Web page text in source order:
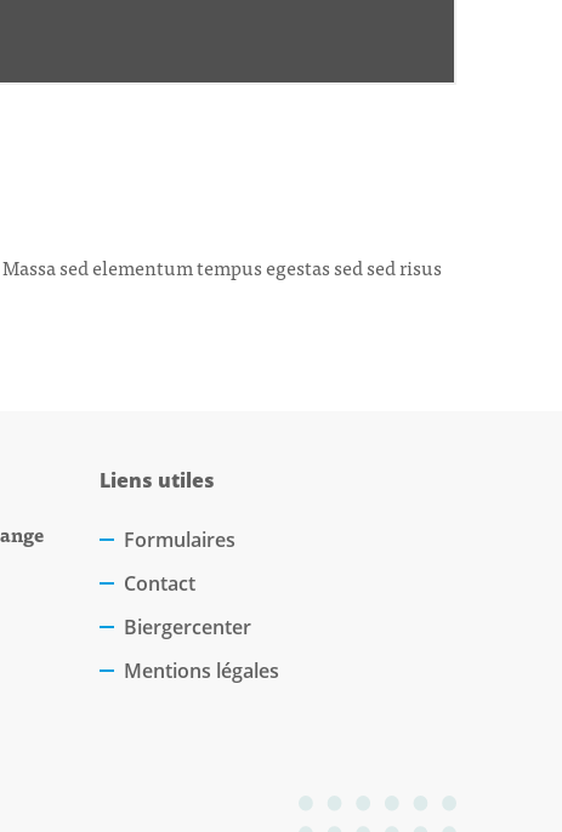
sed elementum tempus egestas sed sed risus
Liens utiles
Formulaires
Contact
Biergercenter
Mentions légales